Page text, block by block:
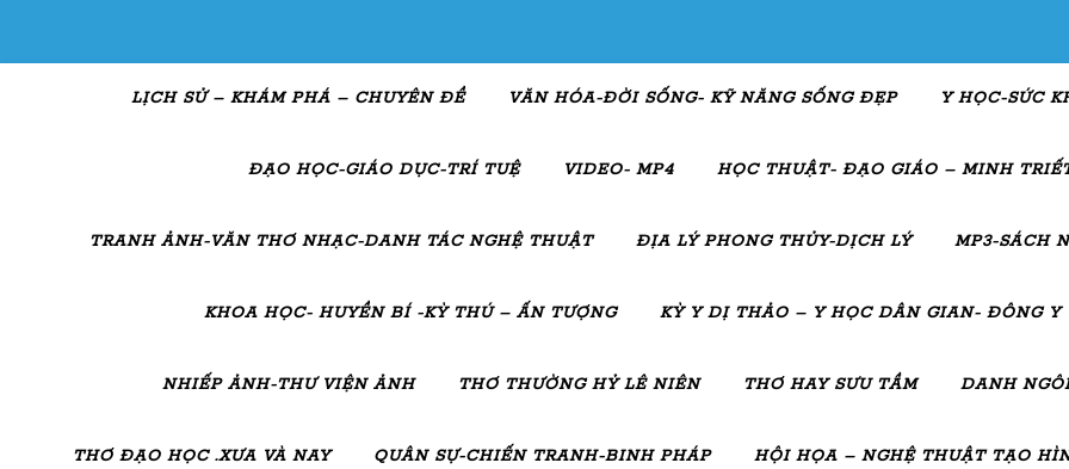
LỊCH SỬ – KHÁM PHÁ – CHUYÊN ĐỀ VĂN HÓA-ĐỜI SỐNG- KỸ NĂNG SỐNG ĐẸP Y HỌC-SỨC
ĐẠO HỌC-GIÁO DỤC-TRÍ TUỆ VIDEO- MP4 HỌC THUẬT- ĐẠO GIÁO – MINH
TRANH ẢNH-VĂN THƠ NHẠC-DANH TÁC NGHỆ THUẬT ĐỊA LÝ PHONG THỦY-DỊCH LÝ MP3-SÁCH
KHOA HỌC- HUYỀN BÍ -KỲ THÚ – ẤN TƯỢNG KỲ Y DỊ THẢO – Y HỌC DÂN GIAN- ĐÔNG Y
NHIẾP ẢNH-THƯ VIỆN ẢNH THƠ THƯỜNG HỶ LÊ NIÊN THƠ HAY SƯU TẦM DANH
THƠ ĐẠO HỌC .XƯA VÀ NAY QUÂN SỰ-CHIẾN TRANH-BINH PHÁP HỘI HỌA – NGHỆ THUẬT TẠO